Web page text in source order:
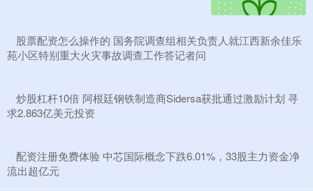
​股票配资怎么操作的 国务院调查组相关负责人就江西新余佳乐
苑小区特别重大火灾事故调查工作答记者问
​炒股杠杆10倍 阿根廷钢铁制造商Sidersa获批通过激励计划 寻
求2.863亿美元投资
​配资注册免费体验 中芯国际概念下跌6.01%，33股主力资金净
流出超亿元